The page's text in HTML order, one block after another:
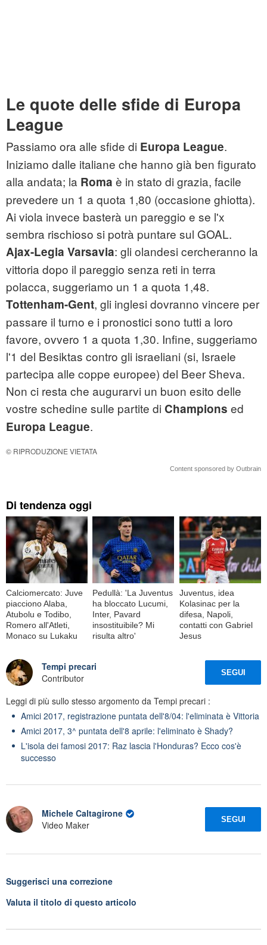
Le quote delle sfide di Europa
League
Passiamo ora alle sfide di Europa League.
Iniziamo dalle italiane che hanno già ben figurato
alla andata; la Roma è in stato di grazia, facile
prevedere un 1 a quota 1,80 (occasione ghiotta).
Ai viola invece basterà un pareggio e se l'x
sembra rischioso si potrà puntare sul GOAL.
Ajax-Legia Varsavia: gli olandesi cercheranno la
vittoria dopo il pareggio senza reti in terra
polacca, suggeriamo un 1 a quota 1,48.
Tottenham-Gent, gli inglesi dovranno vincere per
passare il turno e i pronostici sono tutti a loro
favore, ovvero 1 a quota 1,30. Infine, suggeriamo
l'1 del Besiktas contro gli israeliani (si, Israele
partecipa alle coppe europee) del Beer Sheva.
Non ci resta che augurarvi un buon esito delle
vostre schedine sulle partite di Champions ed
Europa League.
© RIPRODUZIONE VIETATA
Content sponsored by Outbrain
Di tendenza oggi
Calciomercato: Juve
piacciono Alaba,
Atubolu e Todibo,
Romero all'Atleti,
Monaco su Lukaku
Pedullà: 'La Juventus
ha bloccato Lucumi,
Inter, Pavard
insostituibile? Mi
risulta altro'
Juventus, idea
Kolasinac per la
difesa, Napoli,
contatti con Gabriel
Jesus
Tempi precari
Contributor
SEGUI
Leggi di più sullo stesso argomento da Tempi precari :
Amici 2017, registrazione puntata dell'8/04: l'eliminata è Vittoria
Amici 2017, 3^ puntata dell'8 aprile: l'eliminato è Shady?
L'isola dei famosi 2017: Raz lascia l'Honduras? Ecco cos'è
successo
Michele Caltagirone
Video Maker
SEGUI
Suggerisci una correzione
Valuta il titolo di questo articolo